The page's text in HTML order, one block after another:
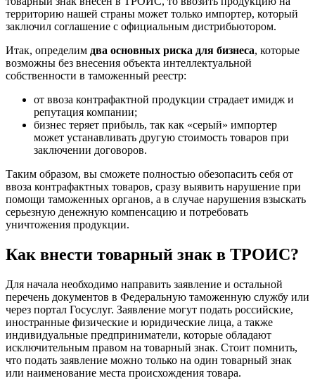
территорию нашей страны может только импортер, который
заключил соглашение с официальным дистрибьютором.
Итак, определим два основных риска для бизнеса, которые
возможны без внесения объекта интеллектуальной
собственности в таможенный реестр:
от ввоза контрафактной продукции страдает имидж и
репутация компании;
бизнес теряет прибыль, так как «серый» импортер
может устанавливать другую стоимость товаров при
заключении договоров.
Таким образом, вы сможете полностью обезопасить себя от
ввоза контрафактных товаров, сразу выявить нарушение при
помощи таможенных органов, а в случае нарушения взыскать
серьезную денежную компенсацию и потребовать
уничтожения продукции.
Как внести товарный знак в ТРОИС?
Для начала необходимо направить заявление и остальной
перечень документов в Федеральную таможенную службу или
через портал Госуслуг. Заявление могут подать российские,
иностранные физические и юридические лица, а также
индивидуальные предприниматели, которые обладают
исключительным правом на товарный знак. Стоит помнить,
что подать заявление можно только на один товарный знак
или наименование места происхождения товара.